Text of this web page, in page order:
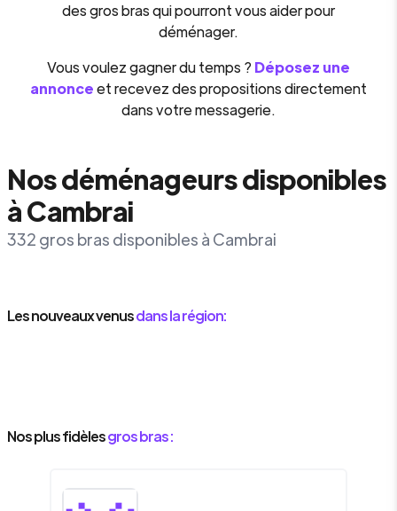
des gros bras qui pourront vous aider pour
déménager.
Vous voulez gagner du temps ? Déposez une
annonceet recevez des propositions directement
dans votre messagerie.
Nos déménageurs disponibles
à Cambrai
332 gros bras disponibles à Cambrai
Les nouveaux venusdans la région:
Nos plus fidèlesgros bras :